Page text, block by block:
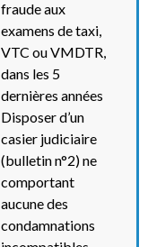
fraude aux
examens de taxi,
VTC ou VMDTR,
dans les 5
dernières années
Disposer d’un
casier judiciaire
(bulletin n°2) ne
comportant
aucune des
condamnations